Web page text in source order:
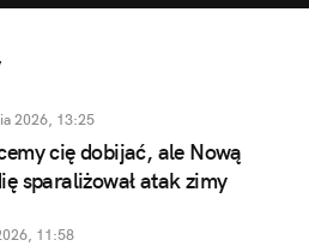
2026, 13:25
cię dobijać, ale Nową
sparaliżował atak zimy
11:58